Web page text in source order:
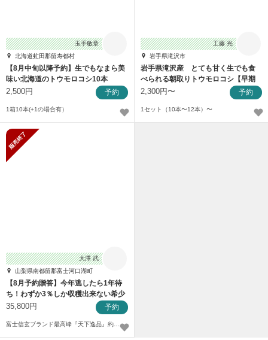
玉手敏章
北海道虻田郡留寿都村
【8月中旬以降予約】生でもなまら美
味い北海道のトウモロコシ10本
2,500円 予約
1箱10本(+1の場合有）
工藤 光
岩手県滝沢市
岩手県滝沢産 とても甘く生でも食
べられる朝取りトウモロコシ【早期
予約特典価格！】
2,300円〜 予約
1セット（10本〜12本）〜
大澤 武
山梨県南都留郡富士河口湖町
【8月予約贈答】今年逃したら1年待
ち！わずか3％しか収穫出来ない希少
『天下逸品』
35,800円 予約